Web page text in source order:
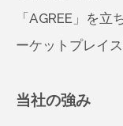
「AGREE」を
ーケットプレイ
当社の強み